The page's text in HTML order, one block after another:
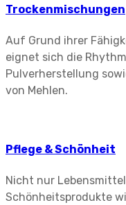
Trockenmischungen
Auf Grund ihrer
eignet sich die
Pulverherstellung
von Mehlen.
Pflege & Schönheit
Nicht nur
Schönheitsprodukte